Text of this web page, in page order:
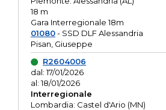
18 m
Gara Interregionale 18m
01080- SSD DLF Alessandria
Pisan, Giuseppe
R2604006
dal: 17/01/2026
al: 18/01/2026
Interregionale
Lombardia: Castel d'Ario (MN)